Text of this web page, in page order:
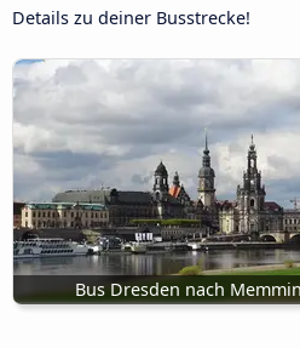
Details zu deiner Busstrecke!
Bus Dresden nach